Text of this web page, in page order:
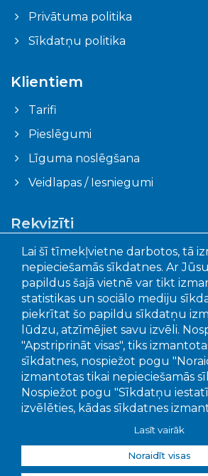
Privātuma politika
Sīkdatņu politika
Klientiem
Tarifi
Pieslēgumi
Līguma noslēgšana
Veidlapas / Iesniegumi
Rekvizīti
Ogres novada pašvaldības
komunikācijas"
Faktiskā adrese: Akmeņu iela 43,
Juridiskā adrese: Mālkalnes pr. 3,
Reģistrācijas Nr.: 90010402651
Bankas un kontu numuri:
SEB banka,
Swedbanka,
Citadele banka
Lai šī tīmekļvietne darbotos, tā
nepieciešamās sīkdatnes. Ar
papildus šajā vietnē var tikt
statistikas un sociālo mediju
piekrītat šo papildu sīkdatņu
lūdzu, atzīmējiet savu izvēli.
"Apstriprināt visas", tiks
sīkdatnes, nospiežot pogu
izmantotas tikai nepieciešamās
Nospiežot pogu "Sīkdatņu
izvēlēties, kādas sīkdatnes
Lasīt vairāk
Noraidīt visas